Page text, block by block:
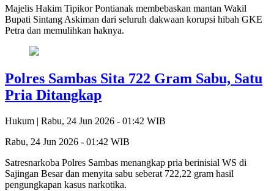
Majelis Hakim Tipikor Pontianak membebaskan mantan Wakil
Bupati Sintang Askiman dari seluruh dakwaan korupsi hibah GKE
Petra dan memulihkan haknya.
Polres Sambas Sita 722 Gram Sabu, Satu
Pria Ditangkap
Hukum | Rabu, 24 Jun 2026 - 01:42 WIB
Rabu, 24 Jun 2026 - 01:42 WIB
Satresnarkoba Polres Sambas menangkap pria berinisial WS di
Sajingan Besar dan menyita sabu seberat 722,22 gram hasil
pengungkapan kasus narkotika.